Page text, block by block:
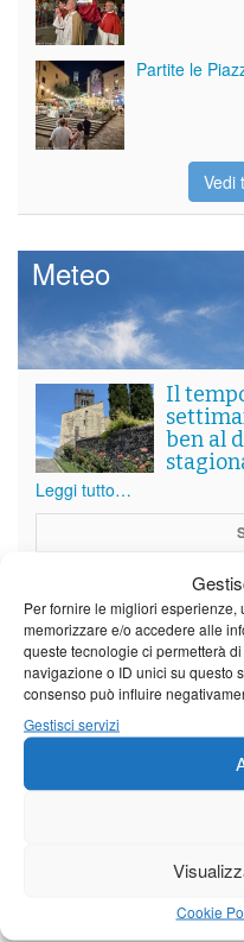
Per fornire le migliori
memorizzare e/o accedere alle
queste tecnologie ci permetterà
navigazione o ID unici su questo
consenso può influire
Gestisci servizi
Cookie
Partite le
Vedi
Meteo
Il
ben al
Leggi tutto…
Barga
Castelnuovo Garfagnana